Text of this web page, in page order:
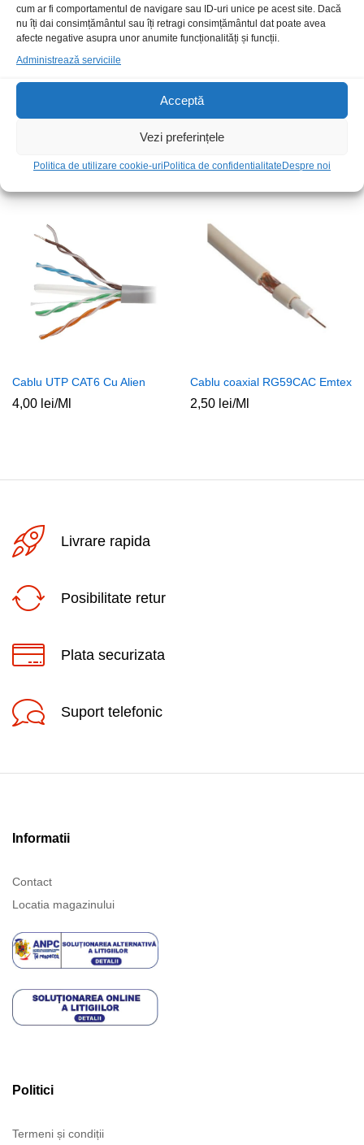
cum ar fi comportamentul de navigare sau ID-uri unice pe acest site. Dacă
nu îți dai consimțământul sau îți retragi consimțământul dat poate avea
afecte negative asupra unor anumite funcționalități și funcții.
Administrează serviciile
Acceptă
Vezi preferințele
Politica de utilizare cookie-uri Politica de confidentialitate Despre noi
3,00lei/Ml
Cablu micr mo 4mm
Cablu UTP CAT6 Cu Alien
4,00 lei/Ml
Cablu coaxial RG59CAC Emtex
2,50 lei/Ml
Livrare rapida
Posibilitate retur
Plata securizata
Suport telefonic
Informatii
Contact
Locatia magazinului
Politici
Termeni și condiții